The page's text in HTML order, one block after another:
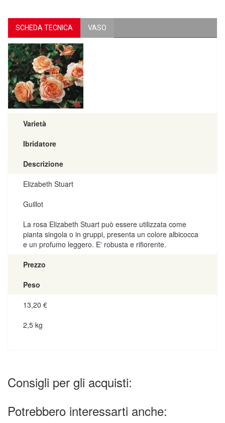
SCHEDA TECNICA VASO
Varietà
Ibridatore
Descrizione
Elizabeth Stuart
Guillot
La rosa Elizabeth Stuart può essere utilizzata come
pianta singola o in gruppi, presenta un colore albicocca
e un profumo leggero. E' robusta e rifiorente.
Prezzo
Peso
13,20 €
2,5 kg
Consigli per gli acquisti:
Potrebbero interessarti anche: